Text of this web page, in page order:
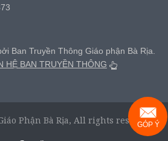
Ban Truyền Thông Giáo phận Bà Rịa.
HỆ BAN TRUYỀN THÔNG
Phận Bà Rịa, All rights reserved.
GÓP Ý